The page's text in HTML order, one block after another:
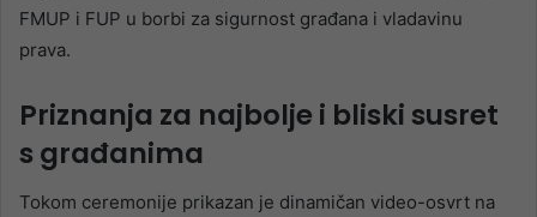
FMUP i FUP u borbi za sigurnost građana i vladavinu
prava.
Priznanja za najbolje i bliski susret
s građanima
Tokom ceremonije prikazan je dinamičan video-osvrt na